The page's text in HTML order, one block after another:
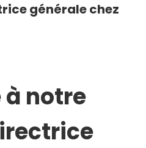
générale chez
à notre